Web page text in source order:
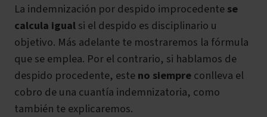
La indemnización por despido improcedentese
calcula igualsi el despido es disciplinario u
objetivo. Más adelante te mostraremos la fórmula
que se emplea. Por el contrario, si hablamos de
despido procedente, esteno siempreconlleva el
cobro de una cuantía indemnizatoria, como
también te explicaremos.